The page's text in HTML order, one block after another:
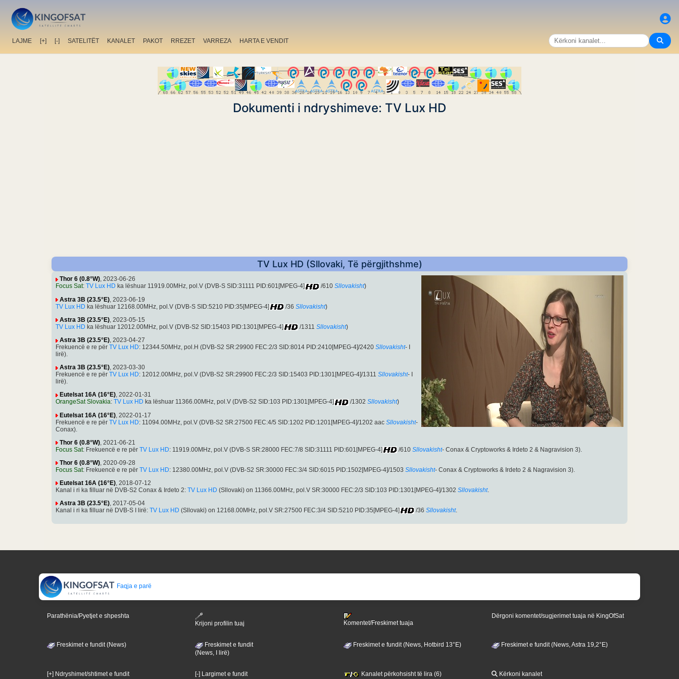
LAJME [+] [-] SATELITËT KANALET PAKOT RREZET VARREZA HARTA E VENDIT
Dokumenti i ndryshimeve: TV Lux HD
TV Lux HD (Sllovaki, Të përgjithshme)
Thor 6 (0.8°W), 2023-06-26
Focus Sat: TV Lux HD ka lëshuar 11919.00MHz, pol.V (DVB-S SID:31111 PID:601[MPEG-4] /610 Sllovakisht)
Astra 3B (23.5°E) , 2023-06-19
TV Lux HD ka lëshuar 12168.00MHz, pol.V (DVB-S SID:5210 PID:35[MPEG-4] /36 Sllovakisht)
Astra 3B (23.5°E), 2023-05-15
TV Lux HD ka lëshuar 12012.00MHz, pol.V (DVB-S2 SID:15403 PID:1301[MPEG-4] /1311 Sllovakisht)
Astra 3B (23.5°E), 2023-04-27
Frekuencë e re për TV Lux HD: 12344.50MHz, pol.H (DVB-S2 SR:29900 FEC:2/3 SID:8014 PID:2410[MPEG-4]/2420 Sllovakisht- I
lirë).
Astra 3B (23.5°E), 2023-03-30
Frekuencë e re për TV Lux HD: 12012.00MHz, pol.V (DVB-S2 SR:29900 FEC:2/3 SID:15403 PID:1301[MPEG-4]/1311 Sllovakisht- I
lirë).
Eutelsat 16A (16°E), 2022-01-31
OrangeSat Slovakia: TV Lux HD ka lëshuar 11366.00MHz, pol.V (DVB-S2 SID:103 PID:1301[MPEG-4] /1302 Sllovakisht)
Eutelsat 16A (16°E) , 2022-01-17
Frekuencë e re për TV Lux HD: 11094.00MHz, pol.V (DVB-S2 SR:27500 FEC:4/5 SID:1202 PID:1201[MPEG-4]/1202 aac Sllovakisht-
Conax).
Thor 6 (0.8°W) , 2021-06-21
Focus Sat: Frekuencë e re për TV Lux HD: 11919.00MHz, pol.V (DVB-S SR:28000 FEC:7/8 SID:31111 PID:601[MPEG-4] /610 Sllovakisht- Conax & Cryptoworks & Irdeto 2 & Nagravision 3).
Thor 6 (0.8°W), 2020-09-28
Focus Sat: Frekuencë e re për TV Lux HD: 12380.00MHz, pol.V (DVB-S2 SR:30000 FEC:3/4 SID:6015 PID:1502[MPEG-4]/1503 Sllovakisht- Conax & Cryptoworks & Irdeto 2 & Nagravision 3).
Eutelsat 16A (16°E), 2018-07-12
Kanal i ri ka filluar në DVB-S2 Conax & Irdeto 2: TV Lux HD (Sllovaki) on 11366.00MHz, pol.V SR:30000 FEC:2/3 SID:103 PID:1301[MPEG-4]/1302 Sllovakisht.
Astra 3B (23.5°E), 2017-05-04
Kanal i ri ka filluar në DVB-S I lirë: TV Lux HD (Sllovaki) on 12168.00MHz, pol.V SR:27500 FEC:3/4 SID:5210 PID:35[MPEG-4] /36 Sllovakisht.
Faqja e parë
Parathënia/Pyetjet e shpeshta
Krijoni profilin tuaj
Komentet/Freskimet tuaja
Dërgoni komentet/sugjerimet tuaja në KingOfSat
Freskimet e fundit (News)
Freskimet e fundit
(News, I lirë)
Freskimet e fundit (News, Hotbird 13°E) Freskimet e fundit (News, Astra 19,2°E)
[+] Ndryshimet/shtimet e fundit [-] Largimet e fundit Kanalet përkohsisht të lira (6) Kërkoni kanalet